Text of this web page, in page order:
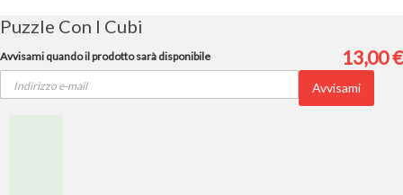
galleria
di
immagini
Puzzle Con I Cubi
13,00 €
Avvisami quando il prodotto sarà disponibile
Avvisami